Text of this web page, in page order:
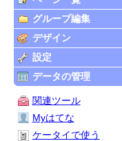
グループ編集
デザイン
設定
データの管理
関連ツール
Myはてな
ケータイで使う